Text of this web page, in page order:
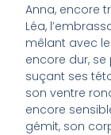
Anna, encore
Léa,
mêlant avec
encore dur,
suçant ses
son ventre
encore
gémit, son